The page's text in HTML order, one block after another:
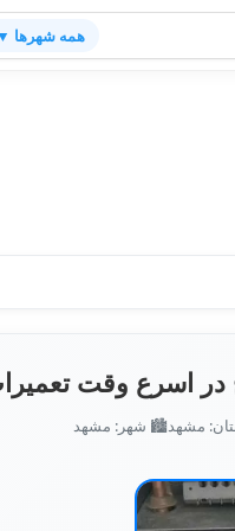
همه شهرها
در اسرع وقت
مشهد🏙️ شهر: مشهد